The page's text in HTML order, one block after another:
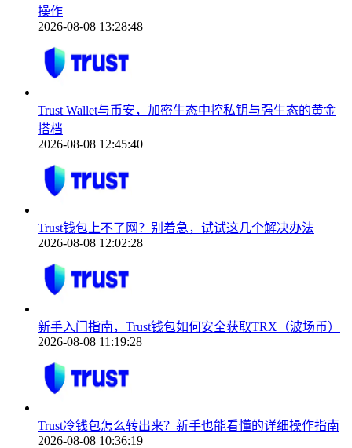
操作
2026-08-08 13:28:48
Trust Wallet与币安，加密生态中控私钥与强生态的黄金
搭档
2026-08-08 12:45:40
Trust钱包上不了网？别着急，试试这几个解决办法
2026-08-08 12:02:28
新手入门指南，Trust钱包如何安全获取TRX（波场币）
2026-08-08 11:19:28
Trust冷钱包怎么转出来？新手也能看懂的详细操作指南
2026-08-08 10:36:19